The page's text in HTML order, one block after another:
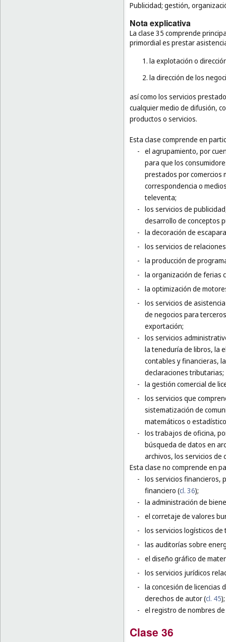
Publicidad; gestión,
Nota explicativa
La clase 35 comprende
primordial es prestar
1. la explotación o
2. la dirección de los
así como los servicios
cualquier medio de difusión,
productos o servicios.
Esta clase comprende en
- el agrupamiento, por
para que los
prestados por comercios
correspondencia o
televenta;
- los servicios de
desarrollo de conceptos
- la decoración de
- los servicios de
- la producción de
- la organización de ferias
- la optimización de
- los servicios de
de negocios para
exportación;
- los servicios
la teneduría de libros, la
contables y financieras,
declaraciones tributarias;
- la gestión comercial de
- los servicios que
sistematización de
matemáticos o
- los trabajos de oficina,
búsqueda de datos en
archivos, los servicios de
Esta clase no comprende en
- los servicios financieros,
financiero (cl. 36);
- la administración de
- el corretaje de valores
- los servicios logísticos
- las auditorías sobre
- el diseño gráfico de
- los servicios jurídicos
- la concesión de licencias
derechos de autor (cl. 45);
- el registro de nombres
Clase 36